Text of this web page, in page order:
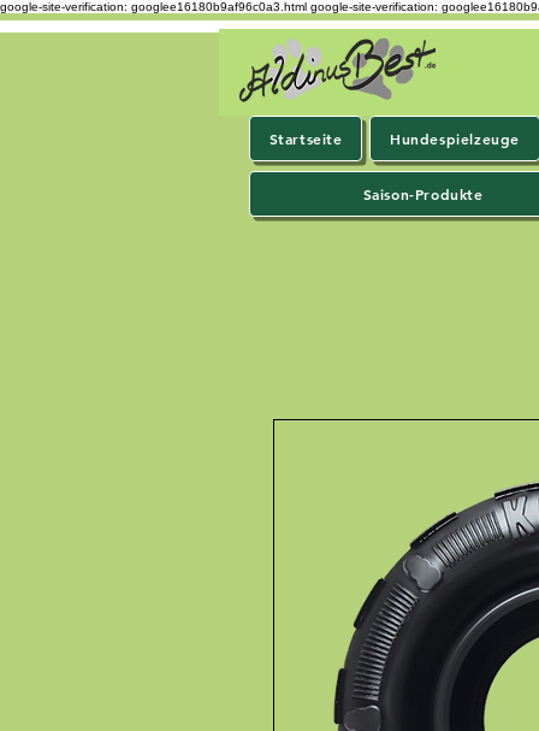
google-site-verification: googlee16180b9af96c0a3.html google-site-verification:
Startseite Hundespielzeuge
Saison-Produkte